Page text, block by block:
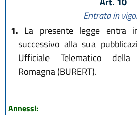
Entrata in
1. La presente legge entra
successivo alla sua
Ufficiale Telematico
Romagna (BURERT).
Annessi: